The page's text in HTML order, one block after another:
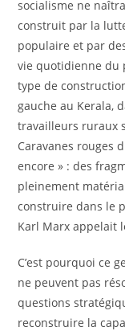
socialisme ne
construit par la
populaire et par
vie quotidienne du
type de
gauche au Kerala,
travailleurs ruraux
Caravanes rouges
encore » : des
pleinement
construire dans le
Karl Marx appelait
C’est pourquoi ce
ne peuvent pas
questions
reconstruire la